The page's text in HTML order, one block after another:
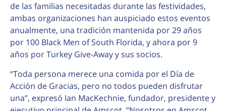
de las familias necesitadas durante las festividades,
ambas organizaciones han auspiciado estos eventos
anualmente, una tradición mantenida por 29 años
por 100 Black Men of South Florida, y ahora por 9
años por Turkey Give-Away y sus socios.
“Toda persona merece una comida por el Día de
Acción de Gracias, pero no todos pueden disfrutar
una”, expresó Ian MacKechnie, fundador, presidente y